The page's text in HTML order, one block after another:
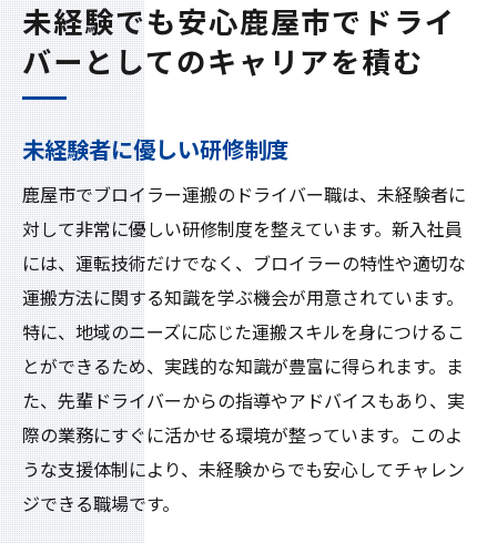
未経験でも安心鹿屋市でドライ
バーとしてのキャリアを積む
未経験者に優しい研修制度
鹿屋市でブロイラー運搬のドライバー職は、未経験者に
対して非常に優しい研修制度を整えています。新入社員
には、運転技術だけでなく、ブロイラーの特性や適切な
運搬方法に関する知識を学ぶ機会が用意されています。
特に、地域のニーズに応じた運搬スキルを身につけるこ
とができるため、実践的な知識が豊富に得られます。ま
た、先輩ドライバーからの指導やアドバイスもあり、実
際の業務にすぐに活かせる環境が整っています。このよ
うな支援体制により、未経験からでも安心してチャレン
ジできる職場です。